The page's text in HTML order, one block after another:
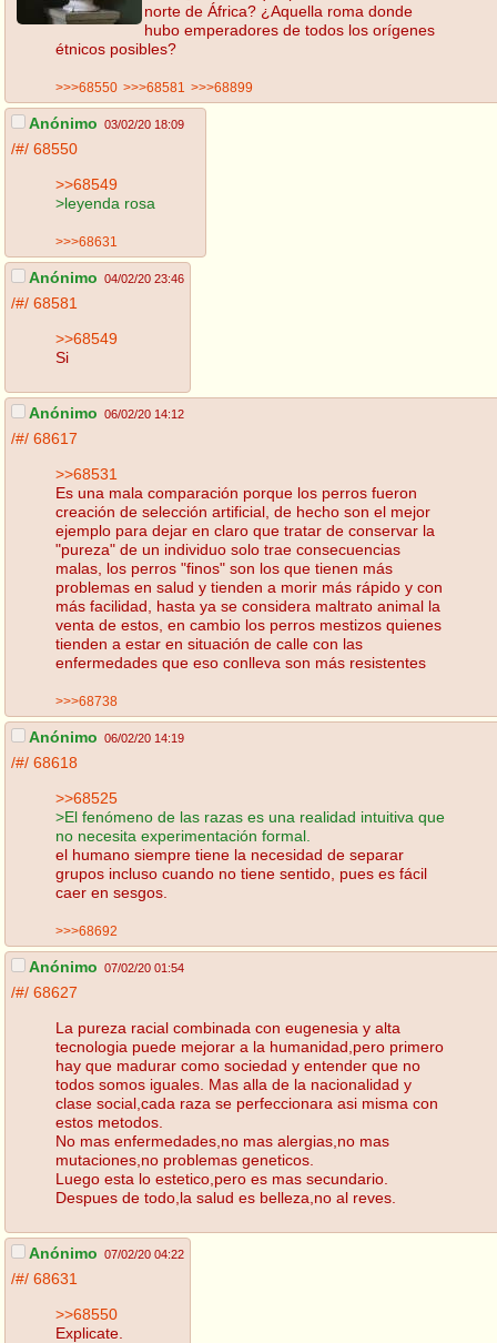
norte de África? ¿Aquella roma donde
hubo emperadores de todos los orígenes
étnicos posibles?
>>>68550 >>>68581 >>>68899
Anónimo 03/02/20 18:09
/#/ 68550
>>68549
>leyenda rosa
>>>68631
Anónimo 04/02/20 23:46
/#/ 68581
>>68549
Si
Anónimo 06/02/20 14:12
/#/ 68617
>>68531
Es una mala comparación porque los perros fueron
creación de selección artificial, de hecho son el mejor
ejemplo para dejar en claro que tratar de conservar la
"pureza" de un individuo solo trae consecuencias
malas, los perros "finos" son los que tienen más
problemas en salud y tienden a morir más rápido y con
más facilidad, hasta ya se considera maltrato animal la
venta de estos, en cambio los perros mestizos quienes
tienden a estar en situación de calle con las
enfermedades que eso conlleva son más resistentes
>>>68738
Anónimo 06/02/20 14:19
/#/ 68618
>>68525
>El fenómeno de las razas es una realidad intuitiva que
no necesita experimentación formal.
el humano siempre tiene la necesidad de separar
grupos incluso cuando no tiene sentido, pues es fácil
caer en sesgos.
>>>68692
Anónimo 07/02/20 01:54
/#/ 68627
La pureza racial combinada con eugenesia y alta
tecnologia puede mejorar a la humanidad,pero primero
hay que madurar como sociedad y entender que no
todos somos iguales. Mas alla de la nacionalidad y
clase social,cada raza se perfeccionara asi misma con
estos metodos.
No mas enfermedades,no mas alergias,no mas
mutaciones,no problemas geneticos.
Luego esta lo estetico,pero es mas secundario.
Despues de todo,la salud es belleza,no al reves.
Anónimo 07/02/20 04:22
/#/ 68631
>>68550
Explicate.